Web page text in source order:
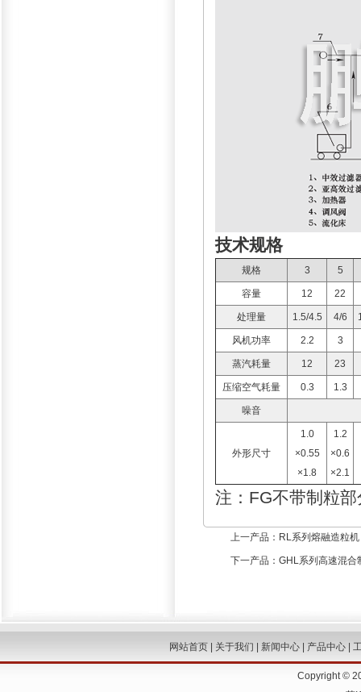
技术规格
规格 3 5
容量 12 22
处理量 1.5/4.5 4/6
风机功率 2.2 3
蒸汽耗量 12 23
压缩空气耗量 0.3 1.3
噪音
外形尺寸
1.0
×0.55
×1.8
1.2
×0.6
×2.1
注：FG不带制粒部
上一产品： RL系列熔融造粒机
下一产品： GHL系列高速混合
网站首页| 关于我们 新闻中心| 产品中心|
Copyright ©